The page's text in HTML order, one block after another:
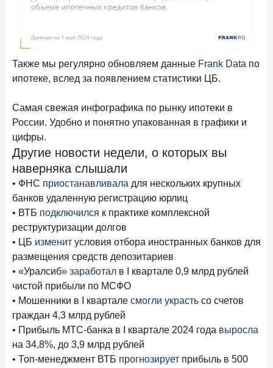
Также мы регулярно обновляем данные Frank Data по
ипотеке, вслед за появлением статистики ЦБ.
Самая свежая инфографика по рынку ипотеки в
России. Удобно и понятно упакованная в графики и
цифры.
Другие новости недели, о которых вы
наверняка слышали
• ФНС приостанавливала для нескольких крупных
банков удаленную регистрацию юрлиц
• ВТБ подключился к практике комплексной
реструктуризации долгов
• ЦБ изменит условия отбора иностранных банков для
размещения средств депозитариев
• «Уралсиб» заработал в I квартале 0,9 млрд рублей
чистой прибыли по МСФО
• Мошенники в I квартале смогли украсть со счетов
граждан 4,3 млрд рублей
• Прибыль МТС-банка в I квартале 2024 года выросла
на 34,8%, до 3,9 млрд рублей
• Топ-менеджмент ВТБ прогнозирует прибыль в 500